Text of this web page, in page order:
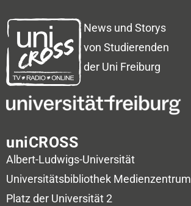
News und Storys
von Studierenden
der Uni Freiburg
uniCROSS
Albert-Ludwigs-Universität
Universitätsbibliothek Medienzentrum
Platz der Universität 2